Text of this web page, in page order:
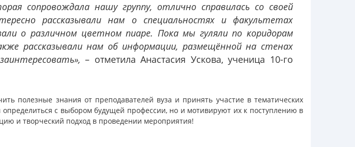
сопровождала нашу группу, отлично справилась со своей
рассказывали нам о специальностях и факультетах
о различном цветном пиаре. Пока мы гуляли по коридорам
рассказывали нам об информации, размещённой на стенах
– отметила Анастасия Ускова, ученица 10-го
полезные знания от преподавателей вуза и принять участие в тематических
с выбором будущей профессии, но и мотивируют их к поступлению в
и творческий подход в проведении мероприятия!